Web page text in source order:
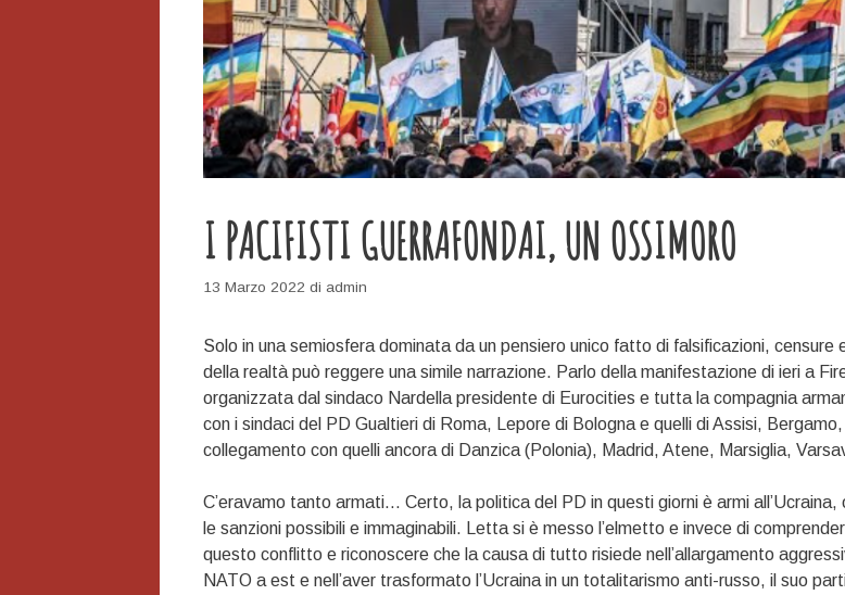
I PACIFISTI GUERRAFONDAI, UN OSSIMORO
13 Marzo 2022 di admin
Solo in una semiosfera dominata da un pensiero unico fatto di falsificazioni, censure
della realtà può reggere una simile narrazione. Parlo della manifestazione di ieri a
organizzata dal sindaco Nardella presidente di Eurocities e tutta la compagnia
con i sindaci del PD Gualtieri di Roma, Lepore di Bologna e quelli di Assisi,
collegamento con quelli ancora di Danzica (Polonia), Madrid, Atene, Marsiglia,
C’eravamo tanto armati… Certo, la politica del PD in questi giorni è armi
le sanzioni possibili e immaginabili. Letta si è messo l’elmetto e invece di
questo conflitto e riconoscere che la causa di tutto risiede nell’allargamento
NATO a est e nell’aver trasformato l’Ucraina in un totalitarismo anti-russo, il suo